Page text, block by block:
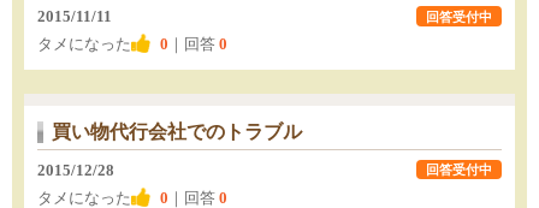
2015/11/11
タメになった
0 ｜回答 0
回答受付中
買い物代行会社でのトラブル
2015/12/28
タメになった
0 ｜回答 0
回答受付中